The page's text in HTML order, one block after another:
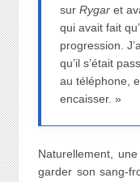
surRygar et
qui avait fait
progression.
qu’il s’était
au téléphone,
encaisser. »
Naturellement,
garder son sang-